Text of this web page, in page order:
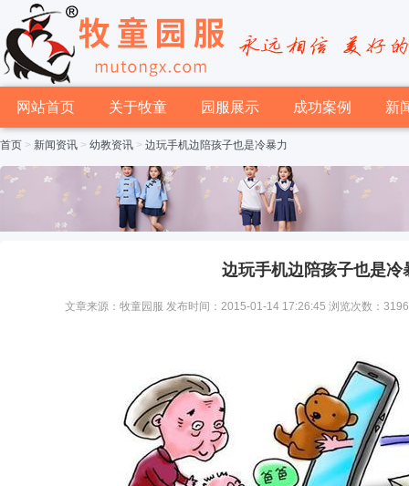
网站首页 关于牧童 园服展示 成功案例 新
首页 > 新闻资讯 > 幼教资讯 > 边玩手机边陪孩子也是冷暴力
边玩手机边陪孩子也是冷
文章来源：牧童园服 发布时间：2015-01-14 17:26:45 浏览次数：3196